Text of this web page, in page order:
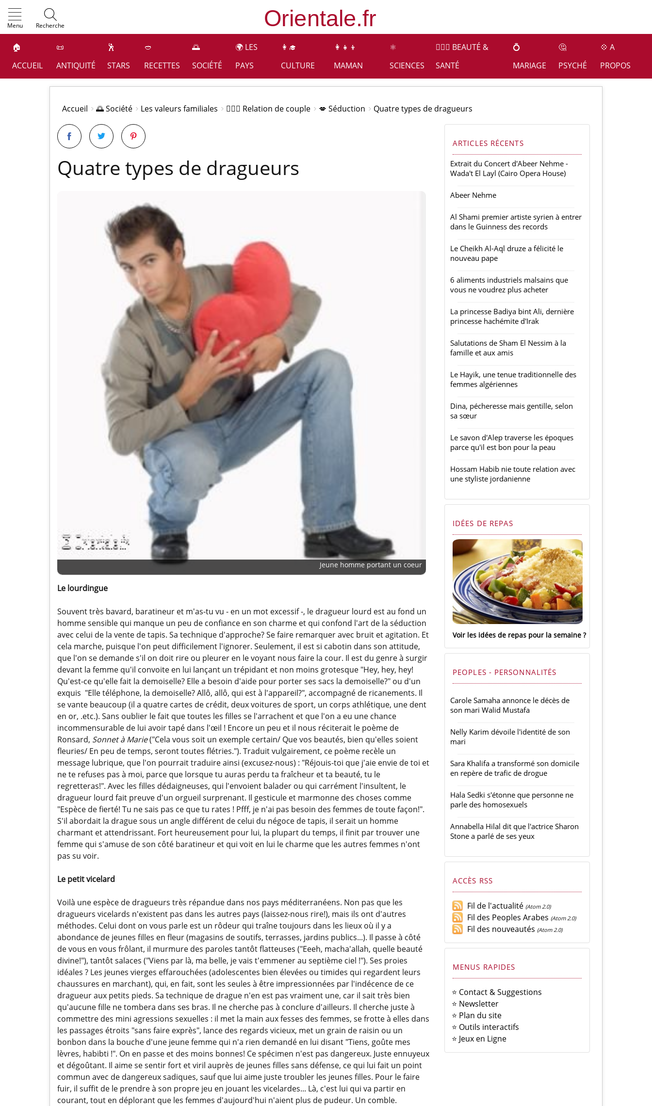
Menu Recherche
🏠
ACCUEIL
📜
ANTIQUITÉ
🕺
STARS
🥙
RECETTES
🌅
SOCIÉTÉ
🌍 LES
PAYS
👩‍🎓
CULTURE
👩‍👧‍👦
MAMAN
⚛️
SCIENCES
👩🏻‍⚕️ BEAUTÉ &
SANTÉ
💍
MARIAGE
🤔
PSYCHÉ
💠 A
PROPOS
Accueil 🌅 Société Les valeurs familiales 👩‍❤️‍👨 Relation de couple 💋 Séduction Quatre types de dragueurs
Quatre types de dragueurs
Jeune homme portant un coeur
Le lourdingue
Souvent très bavard, baratineur et m'as-tu vu - en un mot excessif -, le dragueur lourd est au fond un
homme sensible qui manque un peu de confiance en son charme et qui confond l'art de la séduction
avec celui de la vente de tapis. Sa technique d'approche? Se faire remarquer avec bruit et agitation. Et
cela marche, puisque l'on peut difficilement l'ignorer. Seulement, il est si cabotin dans son attitude,
que l'on se demande s'il on doit rire ou pleurer en le voyant nous faire la cour. Il est du genre à surgir
devant la femme qu'il convoite en lui lançant un trépidant et non moins grotesque "Hey, hey, hey!
Qu'est-ce qu'elle fait la demoiselle? Elle a besoin d'aide pour porter ses sacs la demoiselle?" ou d'un
exquis "Elle téléphone, la demoiselle? Allô, allô, qui est à l'appareil?", accompagné de ricanements. Il
se vante beaucoup (il a quatre cartes de crédit, deux voitures de sport, un corps athlétique, une dent
en or, .etc.). Sans oublier le fait que toutes les filles se l'arrachent et que l'on a eu une chance
incommensurable de lui avoir tapé dans l'œil ! Encore un peu et il nous réciterait le poème de
Ronsard, Sonnet à Marie("Cela vous soit un exemple certain/ Que vos beautés, bien qu'elles soient
fleuries/ En peu de temps, seront toutes flétries."). Traduit vulgairement, ce poème recèle un
message lubrique, que l'on pourrait traduire ainsi (excusez-nous) : "Réjouis-toi que j'aie envie de toi et
ne te refuses pas à moi, parce que lorsque tu auras perdu ta fraîcheur et ta beauté, tu le
regretteras!". Avec les filles dédaigneuses, qui l'envoient balader ou qui carrément l'insultent, le
dragueur lourd fait preuve d'un orgueil surprenant. Il gesticule et marmonne des choses comme
"Espèce de fierté! Tu ne sais pas ce que tu rates ! Pfff, je n'ai pas besoin des femmes de toute façon!".
S'il abordait la drague sous un angle différent de celui du négoce de tapis, il serait un homme
charmant et attendrissant. Fort heureusement pour lui, la plupart du temps, il finit par trouver une
femme qui s'amuse de son côté baratineur et qui voit en lui le charme que les autres femmes n'ont
pas su voir.
Le petit vicelard
Voilà une espèce de dragueurs très répandue dans nos pays méditerranéens. Non pas que les
dragueurs vicelards n'existent pas dans les autres pays (laissez-nous rire!), mais ils ont d'autres
méthodes. Celui dont on vous parle est un rôdeur qui traîne toujours dans les lieux où il y a
abondance de jeunes filles en fleur (magasins de soutifs, terrasses, jardins publics...). Il passe à côté
de vous en vous frôlant, il murmure des paroles tantôt flatteuses ("Eeeh, macha'allah, quelle beauté
divine!"), tantôt salaces ("Viens par là, ma belle, je vais t'emmener au septième ciel !"). Ses proies
idéales ? Les jeunes vierges effarouchées (adolescentes bien élevées ou timides qui regardent leurs
chaussures en marchant), qui, en fait, sont les seules à être impressionnées par l'indécence de ce
dragueur aux petits pieds. Sa technique de drague n'en est pas vraiment une, car il sait très bien
qu'aucune fille ne tombera dans ses bras. Il ne cherche pas à conclure d'ailleurs. Il cherche juste à
commettre des mini agressions sexuelles : il met la main aux fesses des femmes, se frotte à elles dans
les passages étroits "sans faire exprès", lance des regards vicieux, met un grain de raisin ou un
bonbon dans la bouche d'une jeune femme qui n'a rien demandé en lui disant "Tiens, goûte mes
lèvres, habibti !". On en passe et des moins bonnes! Ce spécimen n'est pas dangereux. Juste ennuyeux
et dégoûtant. Il aime se sentir fort et viril auprès de jeunes filles sans défense, ce qui lui fait un point
commun avec de dangereux sadiques, sauf que lui aime juste troubler les jeunes filles. Pour le faire
fuir, il suffit de le prendre à son propre jeu en jouant les vicelardes... Là, c'est lui qui va partir en
courant, tout en déplorant que les femmes d'aujourd'hui n'aient plus de pudeur. Un comble.
ARTICLES RÉCENTS
Extrait du Concert d'Abeer Nehme -
Wada't El Layl (Cairo Opera House)
Abeer Nehme
Al Shami premier artiste syrien à entrer
dans le Guinness des records
Le Cheikh Al-Aql druze a félicité le
nouveau pape
6 aliments industriels malsains que
vous ne voudrez plus acheter
La princesse Badiya bint Ali, dernière
princesse hachémite d'Irak
Salutations de Sham El Nessim à la
famille et aux amis
Le Hayik, une tenue traditionnelle des
femmes algériennes
Dina, pécheresse mais gentille, selon
sa sœur
Le savon d'Alep traverse les époques
parce qu'il est bon pour la peau
Hossam Habib nie toute relation avec
une styliste jordanienne
IDÉES DE REPAS
Voir les idées de repas pour la semaine
PEOPLES - PERSONNALITÉS
Carole Samaha annonce le décès de
son mari Walid Mustafa
Nelly Karim dévoile l'identité de son
mari
Sara Khalifa a transformé son domicile
en repère de trafic de drogue
Hala Sedki s'étonne que personne ne
parle des homosexuels
Annabella Hilal dit que l'actrice Sharon
Stone a parlé de ses yeux
ACCÈS RSS
Fil de l'actualité (Atom 2.0)
Fil des Peoples Arabes (Atom 2.0)
Fil des nouveautés (Atom 2.0)
MENUS RAPIDES
⭐ Contact & Suggestions
⭐ Newsletter
⭐ Plan du site
⭐ Outils interactifs
⭐ Jeux en Ligne